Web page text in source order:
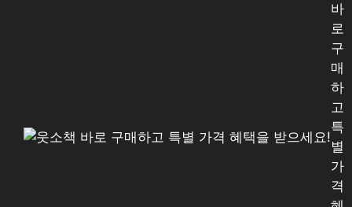
바
로
구
매
하
고
특
별
가
격